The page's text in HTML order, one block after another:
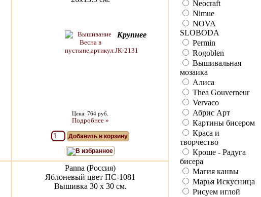
Крупнее
Цена: 764 руб.
Подробнее »
Добавить в корзину
В избранное
Panna (Россия)
Яблоневый цвет ПС-1081
Вышивка 30 х 30 см.
Neocraft
Nimue
NOVA
SLOBODA
Permin
Rogoblen
Вышивальная
мозаика
Алиса
Thea Gouverneur
Vervaco
Абрис Арт
Картины бисером
Краса и
творчество
Кроше - Радуга
бисера
Магия канвы
Марья Искусница
Рисуем иглой